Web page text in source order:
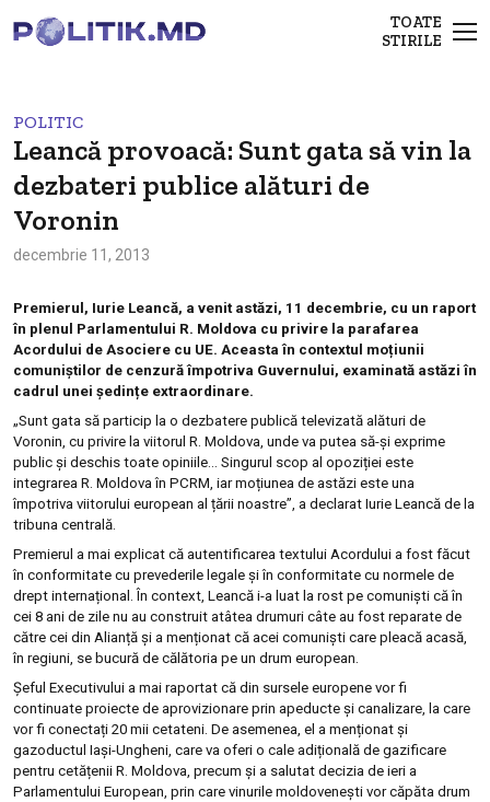
TOATE
STIRILE
POLITIC
Leancă provoacă: Sunt gata să vin la
dezbateri publice alături de
Voronin
decembrie 11, 2013
Premierul, Iurie Leancă, a venit astăzi, 11 decembrie, cu un raport
în plenul Parlamentului R. Moldova cu privire la parafarea
Acordului de Asociere cu UE. Aceasta în contextul moțiunii
comuniștilor de cenzură împotriva Guvernului, examinată astăzi în
cadrul unei ședințe extraordinare.
„Sunt gata să particip la o dezbatere publică televizată alături de
Voronin, cu privire la viitorul R. Moldova, unde va putea să-și exprime
public și deschis toate opiniile… Singurul scop al opoziției este
integrarea R. Moldova în PCRM, iar moțiunea de astăzi este una
împotriva viitorului european al țării noastre”, a declarat Iurie Leancă de la
tribuna centrală.
Premierul a mai explicat că autentificarea textului Acordului a fost făcut
în conformitate cu prevederile legale și în conformitate cu normele de
drept internațional. În context, Leancă i-a luat la rost pe comuniști că în
cei 8 ani de zile nu au construit atâtea drumuri câte au fost reparate de
către cei din Alianță și a menționat că acei comuniști care pleacă acasă,
în regiuni, se bucură de călătoria pe un drum european.
Șeful Executivului a mai raportat că din sursele europene vor fi
continuate proiecte de aprovizionare prin apeducte și canalizare, la care
vor fi conectați 20 mii cetateni. De asemenea, el a menționat și
gazoductul Iași-Ungheni, care va oferi o cale adițională de gazificare
pentru cetățenii R. Moldova, precum și a salutat decizia de ieri a
Parlamentului European, prin care vinurile moldovenești vor căpăta drum